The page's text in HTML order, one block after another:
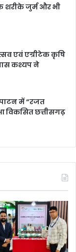
शरीके जुर्म और भी
एवं एग्रीटेक कृषि
कश्यप ने
में “रजत
विकसित छत्तीसगढ़